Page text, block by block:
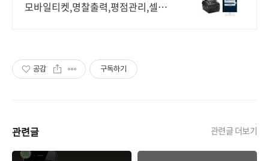
모바일티켓,명찰출력,평점관리,셀프
공감 구독하기
관련글 관련글 더보기